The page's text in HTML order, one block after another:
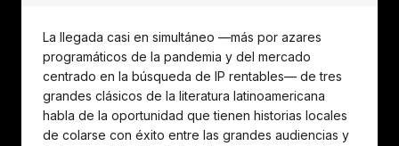
La llegada casi en simultáneo —más por azares
programáticos de la pandemia y del mercado
centrado en la búsqueda de IP rentables— de tres
grandes clásicos de la literatura latinoamericana
habla de la oportunidad que tienen historias locales
de colarse con éxito entre las grandes audiencias y